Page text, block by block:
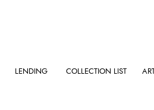
LENDING COLLECTION LIST